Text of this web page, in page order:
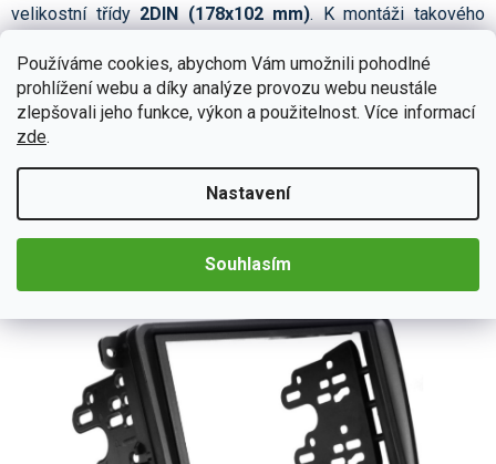
Používáme cookies, abychom Vám umožnili pohodlné
prohlížení webu a díky analýze provozu webu neustále
zlepšovali jeho funkce, výkon a použitelnost. Více informací
zde.
Nastavení
Souhlasím
velikostní třídy 2DIN (178x102 mm). K montáži takového
některépříslušenství.
Redukční rámeček pro 2DIN autorádio, Škoda, VW, Seat a
Audi
univerzální rámečekslouží k úpravě a
mezeryve stávající zástavbě palubní desky pro použití a
montáž2DIN autorádia. Rámeček zároveňsloužíjako
uchycení autorádia